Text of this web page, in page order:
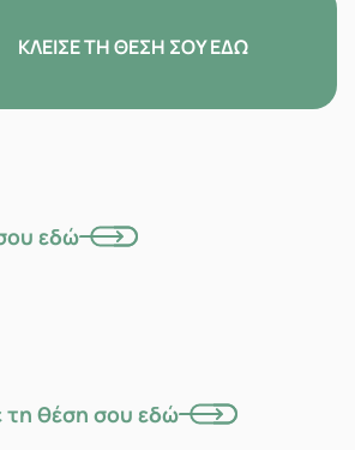
ΚΛΕΊΣΕ ΤΗ ΘΈΣΗ ΣΟΥ ΕΔΏ
εδώ
τη θέση σου εδώ